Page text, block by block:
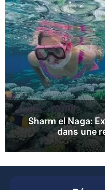
Sharm el Naga:
dans une